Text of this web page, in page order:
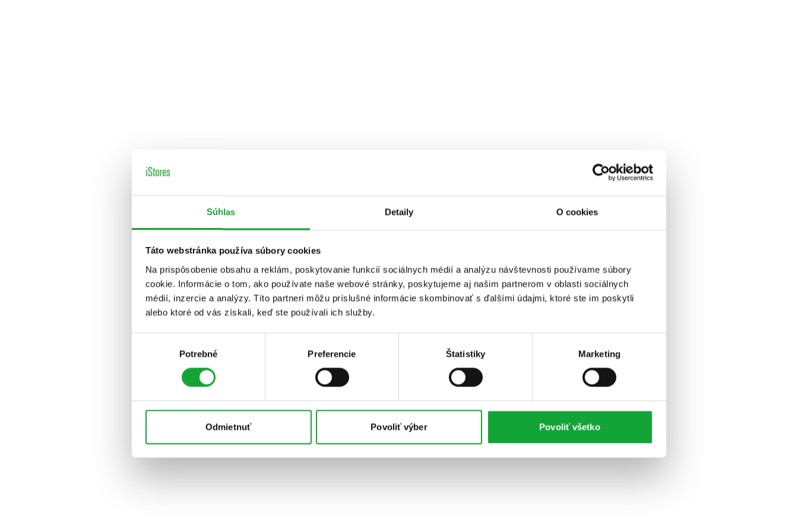
Súhlas Detaily O cookies
Táto webstránka používa súbory cookies
Na prispôsobenie obsahu a reklám, poskytovanie funkcií sociálnych médií a analýzu návštevnosti používame súbory
cookie. Informácie o tom, ako používate naše webové stránky, poskytujeme aj našim partnerom v oblasti sociálnych
médií, inzercie a analýzy. Títo partneri môžu príslušné informácie skombinovať s ďalšími údajmi, ktoré ste im poskytli
alebo ktoré od vás získali, keď ste používali ich služby.
Potrebné Preferencie Štatistiky Marketing
Odmietnuť Povoliť výber Povoliť všetko